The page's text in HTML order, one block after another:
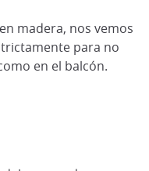
madera, nos vemos
para no
en el balcón.